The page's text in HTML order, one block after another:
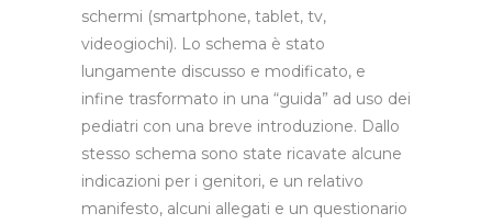
schermi (smartphone, tablet, tv,
videogiochi). Lo schema è stato
lungamente discusso e modificato, e
infine trasformato in una “guida” ad uso dei
pediatri con una breve introduzione. Dallo
stesso schema sono state ricavate alcune
indicazioni per i genitori, e un relativo
manifesto, alcuni allegati e un questionario